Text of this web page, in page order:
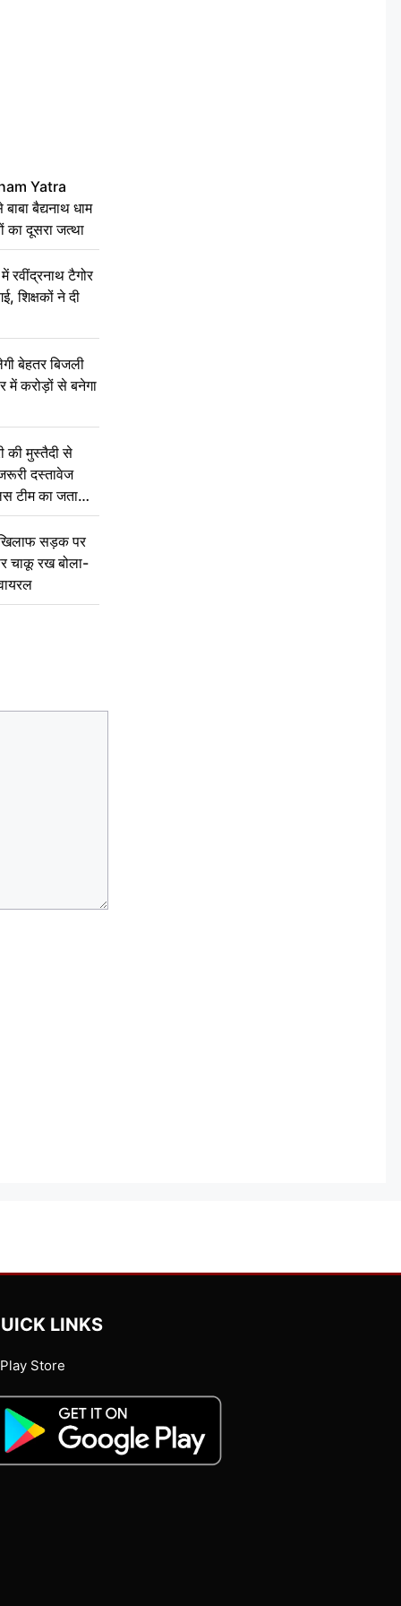
Yatra
बैद्यनाथ धाम
का दूसरा जत्था
टैगोर
शिक्षकों ने दी
बेहतर बिजली
में करोड़ों से बनेगा
की मुस्तैदी से
दस्तावेज
टीम का जताया
सड़क पर
चाकू रख बोला-
LINKS
Play Store